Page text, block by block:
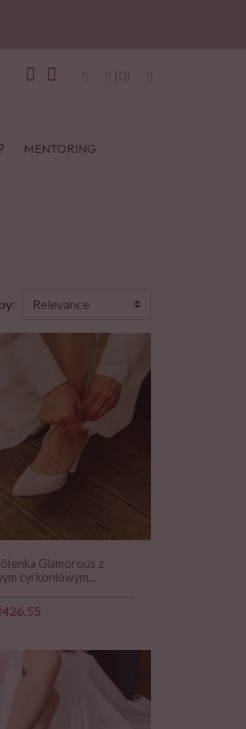
(0)
MENTORING
Glamorous z
cyrkoniowym...